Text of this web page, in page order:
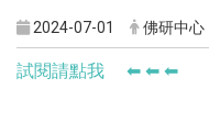
2024-07-01 佛研中心
試閱請點我 ⬅ ⬅ ⬅